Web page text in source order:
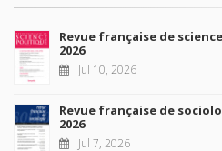
Revue française de
2026
Jul 10, 2026
Revue française de
2026
Jul 7, 2026